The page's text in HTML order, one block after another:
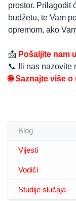
prostor. Prilagodit
budžetu, te Vam
opremom, ako
📩 Pošaljite nam
📞 Ili nas nazovite
🌐 Saznajte više
Blog
Vijesti
Vodiči
Studije slučaja